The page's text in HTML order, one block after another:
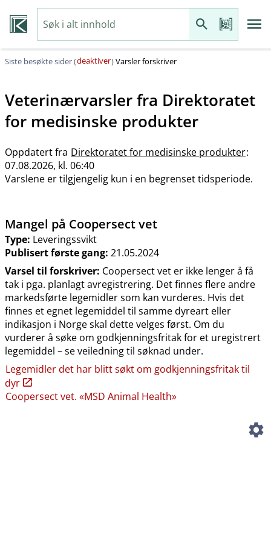
Siste besøkte sider (deaktiver)Varsler forskriver
Veterinærvarsler fra Direktoratet
for medisinske produkter
Oppdatert fra Direktoratet for medisinske produkter:
07.08.2026, kl. 06:40
Varslene er tilgjengelig kun i en begrenset tidsperiode.
Mangel på Coopersect vet
Type: Leveringssvikt
Publisert første gang: 21.05.2024
Varsel til forskriver: Coopersect vet er ikke lenger å få
tak i pga. planlagt avregistrering. Det finnes flere andre
markedsførte legemidler som kan vurderes. Hvis det
finnes et egnet legemiddel til samme dyreart eller
indikasjon i Norge skal dette velges først. Om du
vurderer å søke om godkjenningsfritak for et uregistrert
legemiddel – se veiledning til søknad under.
Legemidler det har blitt søkt om godkjenningsfritak til
dyr
Coopersect vet. «MSD Animal Health»